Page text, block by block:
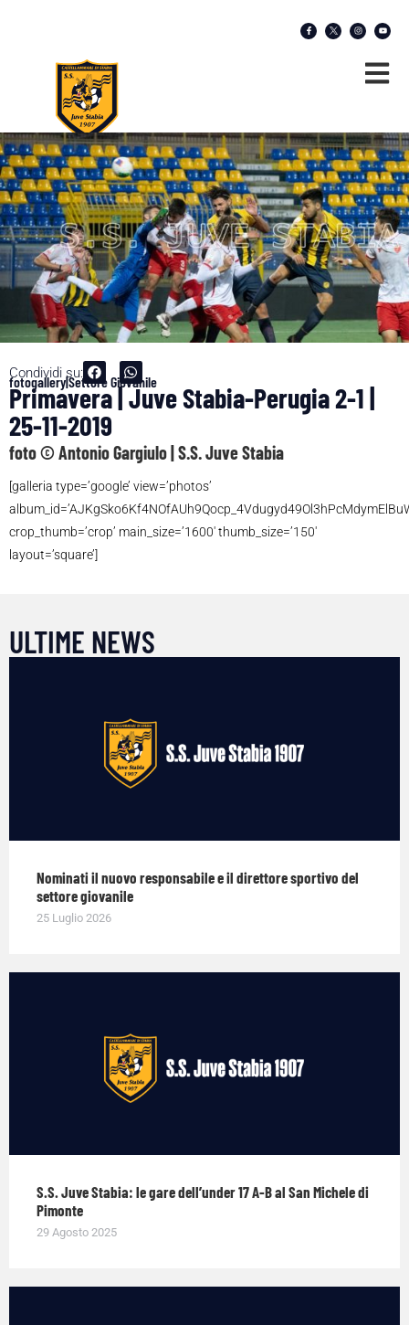
Condividi su:
fotogallery|Settore Giovanile
Primavera | Juve Stabia-Perugia 2-1 |
25-11-2019
foto © Antonio Gargiulo | S.S. Juve Stabia
[galleria type=’google’ view=’photos’
crop_thumb=’crop’ main_size=’1600′ thumb_size=’150′
layout=’square’]
ULTIME NEWS
Nominati il nuovo responsabile e il direttore sportivo del
settore giovanile
25 Luglio 2026
S.S. Juve Stabia: le gare dell’under 17 A-B al San Michele di
Pimonte
29 Agosto 2025